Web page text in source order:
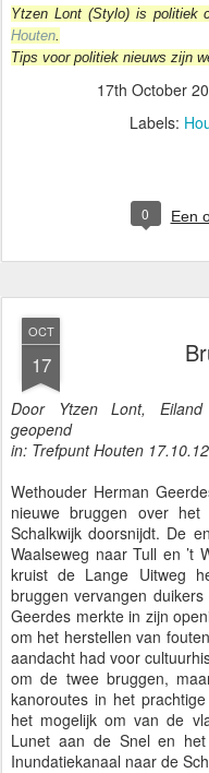
Ytzen Lont (Stylo) is politiek
Houten.
Tips voor politiek nieuws zijn
17th October
Labels:
0 Een
OCT
17
Door Ytzen Lont, Eiland
geopend
in: Trefpunt Houten
Wethouder Herman
nieuwe bruggen over
Schalkwijk doorsnijdt. De
Waalseweg naar Tull en ’t
kruist de Lange Uitweg
bruggen vervangen
Geerdes merkte in zijn
om het herstellen van
aandacht had voor
om de twee bruggen,
kanoroutes in het
het mogelijk om van de
Lunet aan de Snel en
Inundatiekanaal naar de